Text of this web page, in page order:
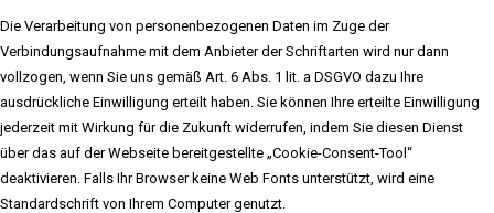
Die Verarbeitung von personenbezogenen Daten im Zuge der
Verbindungsaufnahme mit dem Anbieter der Schriftarten wird nur dann
vollzogen, wenn Sie uns gemäß Art. 6 Abs. 1 lit. a DSGVO dazu Ihre
ausdrückliche Einwilligung erteilt haben. Sie können Ihre erteilte Einwilligung
jederzeit mit Wirkung für die Zukunft widerrufen, indem Sie diesen Dienst
über das auf der Webseite bereitgestellte „Cookie-Consent-Tool“
deaktivieren. Falls Ihr Browser keine Web Fonts unterstützt, wird eine
Standardschrift von Ihrem Computer genutzt.